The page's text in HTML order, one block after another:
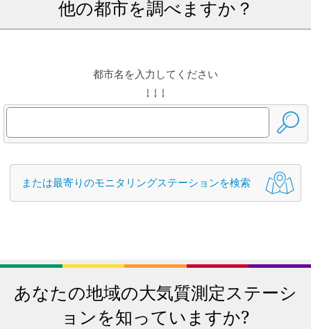
他の都市を調べますか？
都市名を入力してください
↓ ↓ ↓
または最寄りのモニタリングステーションを検索
あなたの地域の大気質測定ステーシ
ョンを知っていますか?